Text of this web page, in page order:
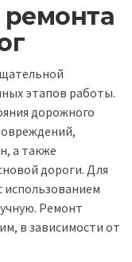
этапов работы.
дорожного
а также
дороги. Для
использованием
Ремонт
в зависимости от